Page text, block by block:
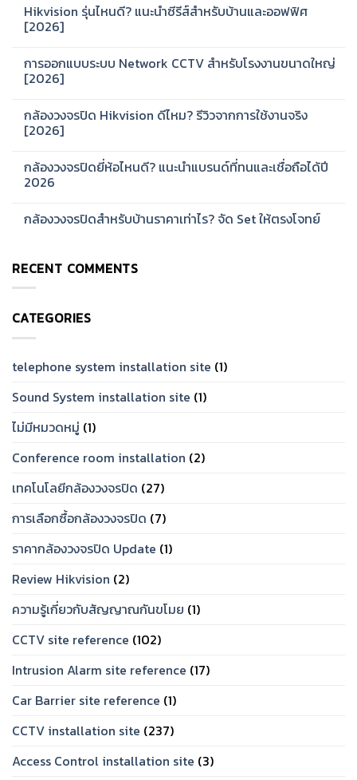
Hikvision รุ่นไหนดี? แนะนำซีรีส์สำหรับบ้านและออฟฟิศ
[2026]
on
Hikvision
รุ่น
แนะนำ
ซี
รีส์
และ
ออฟฟิศ
[2026]
การออกแบบระบบ Network CCTV สำหรับโรงงานขนาดใหญ่
[2026]
on
การ
ออกแบบ
CCTV
สำหรับ
โรงงาน
[2026]
กล้องวงจรปิด Hikvision ดีไหม? รีวิวจากการใช้งานจริง
[2026]
on
กล้อง
วงจรปิด
ไหม?
งาน
[2026]
กล้องวงจรปิดยี่ห้อไหนดี? แนะนำแบรนด์ที่ทนและเชื่อถือได้ปี
2026
on
ดี?
แบรนด์
ทน
และ
ถือ
ปี
2026
กล้องวงจรปิดสำหรับบ้านราคาเท่าไร? จัด Set ให้ตรงโจทย์
กล้อง
วงจรปิด
สำหรับ
เท่าไร?
Set
โจทย์
RECENT COMMENTS
CATEGORIES
telephone system installation site (1)
Sound System installation site (1)
ไม่มีหมวดหมู่ (1)
Conference room installation (2)
เทคโนโลยีกล้องวงจรปิด (27)
การเลือกซื้อกล้องวงจรปิด (7)
ราคากล้องวงจรปิด Update (1)
Review Hikvision (2)
ความรู้เกี่ยวกับสัญญาณกันขโมย (1)
CCTV site reference (102)
Intrusion Alarm site reference (17)
Car Barrier site reference (1)
CCTV installation site (237)
Access Control installation site (3)